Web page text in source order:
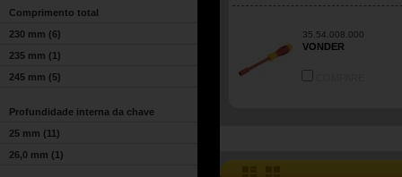
Comprimento total
230 mm (6)
235 mm (1)
245 mm (5)
Profundidade interna da chave
25 mm (11)
26,0 mm (1)
35.54.008.000
VONDER